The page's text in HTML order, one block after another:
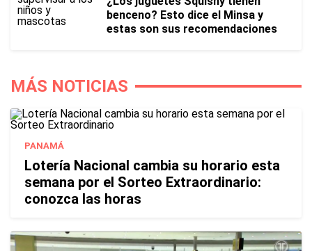
benceno? Esto dice el Minsa y
estas son sus recomendaciones
MÁS NOTICIAS
PANAMÁ
Lotería Nacional cambia su horario esta
semana por el Sorteo Extraordinario:
conozca las horas